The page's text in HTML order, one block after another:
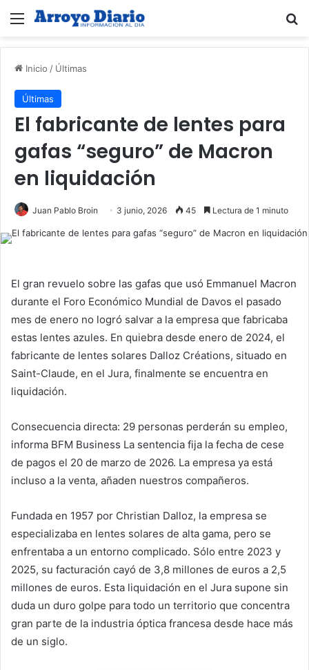
Menú
Inicio / Últimas
Últimas
El fabricante de lentes para
gafas “seguro” de Macron
en liquidación
Juan Pablo Broin 3 junio, 2026 45 Lectura de 1 minuto
El gran revuelo sobre las gafas que usó Emmanuel Macron
durante el Foro Económico Mundial de Davos el pasado
mes de enero no logró salvar a la empresa que fabricaba
estas lentes azules. En quiebra desde enero de 2024, el
fabricante de lentes solares Dalloz Créations, situado en
Saint-Claude, en el Jura, finalmente se encuentra en
liquidación.
Consecuencia directa: 29 personas perderán su empleo,
informa BFM Business La sentencia fija la fecha de cese
de pagos el 20 de marzo de 2026. La empresa ya está
incluso a la venta, añaden nuestros compañeros.
Fundada en 1957 por Christian Dalloz, la empresa se
especializaba en lentes solares de alta gama, pero se
enfrentaba a un entorno complicado. Sólo entre 2023 y
2025, su facturación cayó de 3,8 millones de euros a 2,5
millones de euros. Esta liquidación en el Jura supone sin
duda un duro golpe para todo un territorio que concentra
gran parte de la industria óptica francesa desde hace más
de un siglo.